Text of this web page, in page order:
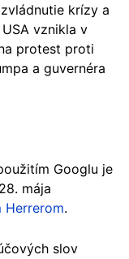
krízy a
vznikla v
protest proti
a guvernéra
Googlu je
mája
Herrerom.
slov